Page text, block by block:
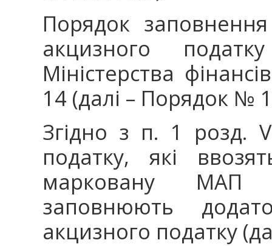
Порядок
акцизного
Міністерства
14 (далі – Порядок №
Згідно з п. 1 розд.
податку, які
марковану МАП
заповнюють
акцизного податку